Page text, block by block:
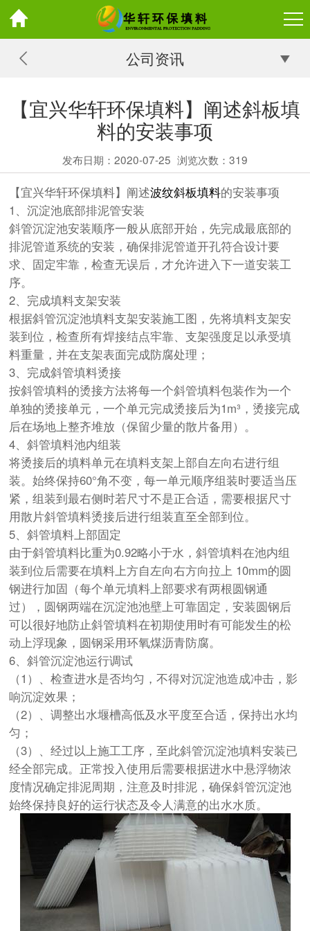
公司资讯
【宜兴华轩环保填料】阐述斜板填
料的安装事项
发布日期：2020-07-25 浏览次数： 319
【宜兴华轩环保填料】阐述波纹斜板填料的安装事项
1、沉淀池底部排泥管安装
斜管沉淀池安装顺序一般从底部开始，先完成最底部的
排泥管道系统的安装，确保排泥管道开孔符合设计要
求、固定牢靠，检查无误后，才允许进入下一道安装工
序。
2、完成填料支架安装
根据斜管沉淀池填料支架安装施工图，先将填料支架安
装到位，检查所有焊接结点牢靠、支架强度足以承受填
料重量，并在支架表面完成防腐处理；
3、完成斜管填料烫接
按斜管填料的烫接方法将每一个斜管填料包装作为一个
单独的烫接单元，一个单元完成烫接后为1m³，烫接完成
后在场地上整齐堆放（保留少量的散片备用）。
4、斜管填料池内组装
将烫接后的填料单元在填料支架上部自左向右进行组
装。始终保持60°角不变，每一单元顺序组装时要适当压
紧，组装到最右侧时若尺寸不是正合适，需要根据尺寸
用散片斜管填料烫接后进行组装直至全部到位。
5、斜管填料上部固定
由于斜管填料比重为0.92略小于水，斜管填料在池内组
装到位后需要在填料上方自左向右方向拉上 10mm的圆
钢进行加固（每个单元填料上部要求有两根圆钢通
过），圆钢两端在沉淀池池壁上可靠固定，安装圆钢后
可以很好地防止斜管填料在初期使用时有可能发生的松
动上浮现象，圆钢采用环氧煤沥青防腐。
6、斜管沉淀池运行调试
（1）、检查进水是否均匀，不得对沉淀池造成冲击，影
响沉淀效果；
（2）、调整出水堰槽高低及水平度至合适，保持出水均
匀；
（3）、经过以上施工工序，至此斜管沉淀池填料安装已
经全部完成。正常投入使用后需要根据进水中悬浮物浓
度情况确定排泥周期，注意及时排泥，确保斜管沉淀池
始终保持良好的运行状态及令人满意的出水水质。